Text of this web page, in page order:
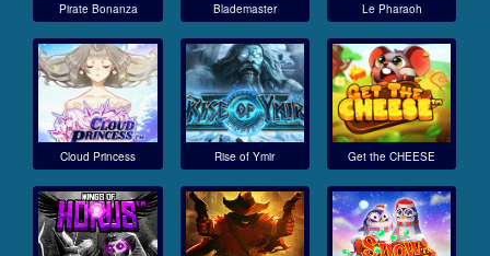
Pirate Bonanza Blademaster Le Pharaoh
Cloud Princess Rise of Ymir Get the CHEESE